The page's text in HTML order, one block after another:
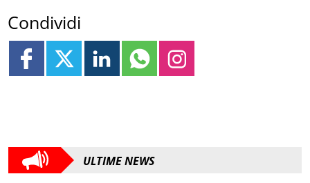
Condividi
ULTIME NEWS